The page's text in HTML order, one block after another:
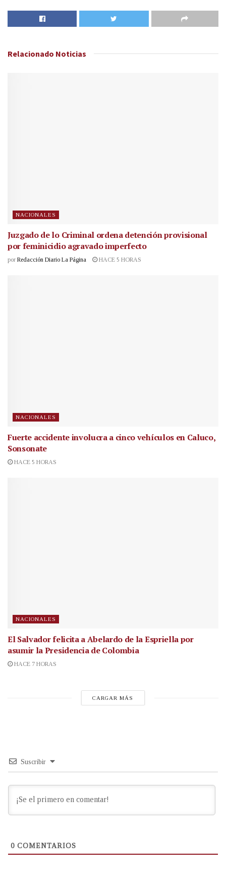
Relacionado Noticias
NACIONALES
Juzgado de lo Criminal ordena detención provisional
por feminicidio agravado imperfecto
por Redacción Diario La Página HACE 5 HORAS
NACIONALES
Fuerte accidente involucra a cinco vehículos en Caluco,
Sonsonate
HACE 5 HORAS
NACIONALES
El Salvador felicita a Abelardo de la Espriella por
asumir la Presidencia de Colombia
HACE 7 HORAS
CARGAR MÁS
Suscribir
0 COMENTARIOS